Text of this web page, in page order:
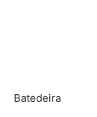
Batedeira